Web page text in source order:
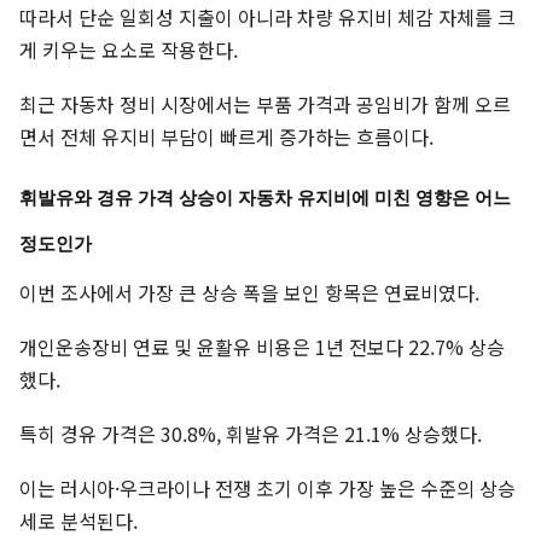
따라서 단순 일회성 지출이 아니라 차량 유지비 체감 자체를 크
게 키우는 요소로 작용한다.
최근 자동차 정비 시장에서는 부품 가격과 공임비가 함께 오르
면서 전체 유지비 부담이 빠르게 증가하는 흐름이다.
휘발유와 경유 가격 상승이 자동차 유지비에 미친 영향은 어느
정도인가
이번 조사에서 가장 큰 상승 폭을 보인 항목은 연료비였다.
개인운송장비 연료 및 윤활유 비용은 1년 전보다 22.7% 상승
했다.
특히 경유 가격은 30.8%, 휘발유 가격은 21.1% 상승했다.
이는 러시아·우크라이나 전쟁 초기 이후 가장 높은 수준의 상승
세로 분석된다.